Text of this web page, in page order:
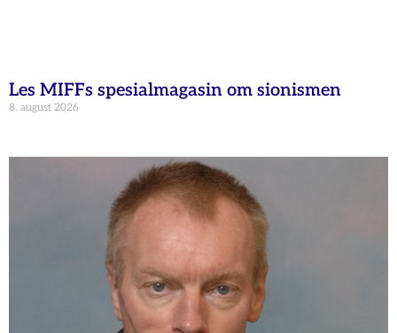
Les MIFFs spesialmagasin om sionismen
8. august 2026